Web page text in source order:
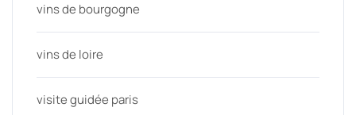
vins de bourgogne
vins de loire
visite guidée paris